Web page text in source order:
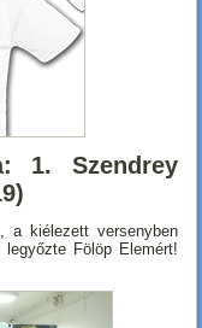
1. Szendrey
a kiélezett versenyben
legyőzte Fölöp Elemért!